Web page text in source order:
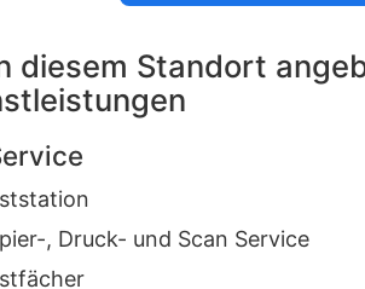
diesem Standort
, Druck- und Scan Service